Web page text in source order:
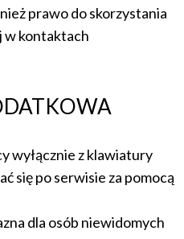
prawo do skorzystania
w kontaktach
wyłącznie z klawiatury
się po serwisie za pomocą
dla osób niewidomych